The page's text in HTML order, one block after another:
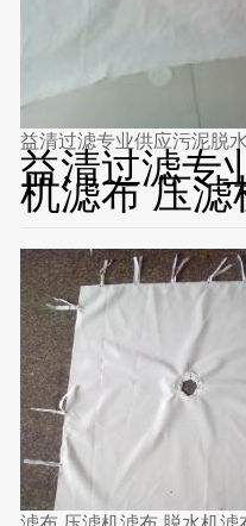
益清过滤专业供应污泥脱
益清过滤专
机滤布 压滤